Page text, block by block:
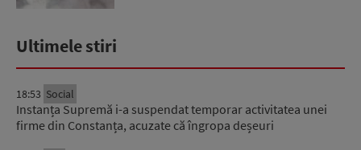
Ultimele stiri
18:53 Social
Instanța Supremă i-a suspendat temporar activitatea unei
firme din Constanța, acuzate că îngropa deșeuri